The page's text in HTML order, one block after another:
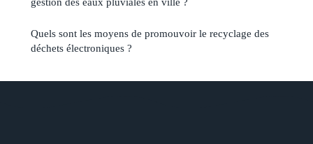
Quels sont les moyens de promouvoir le recyclage des
déchets électroniques ?